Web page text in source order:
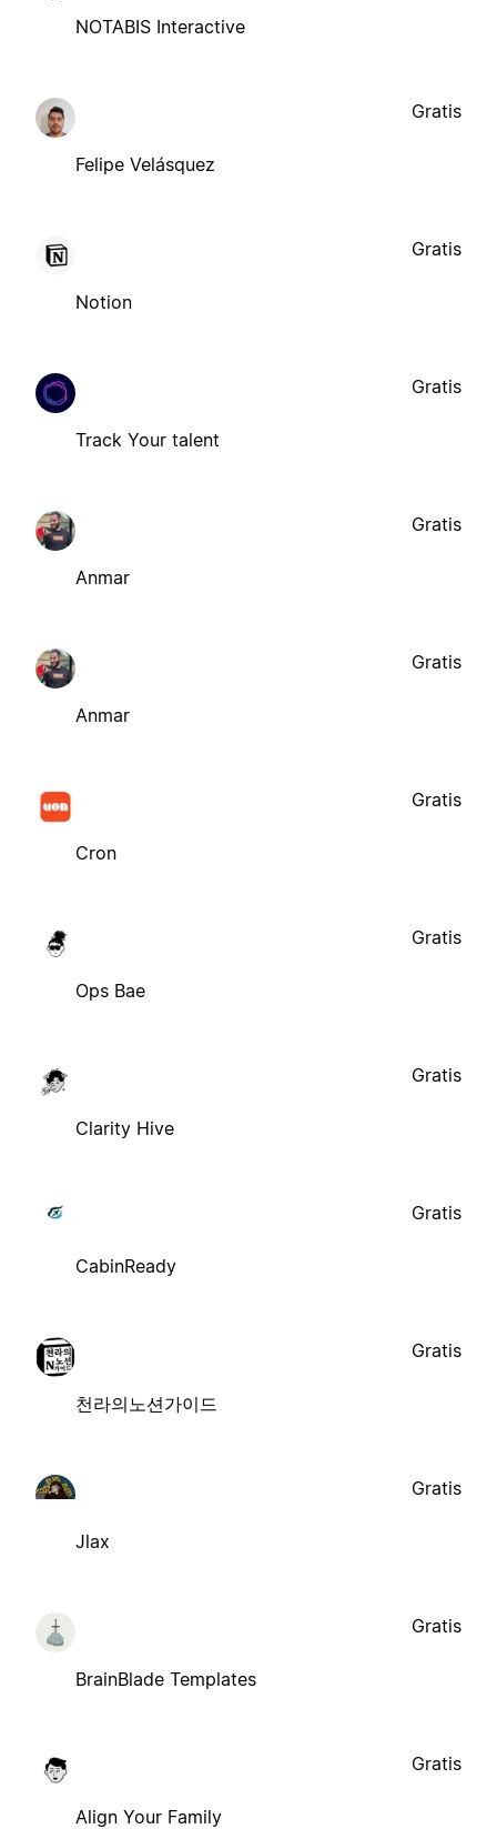
NOTABIS Interactive
Felipe Velásquez
Gratis
Notion
Gratis
Track Your talent
Gratis
Anmar
Gratis
Anmar
Gratis
Cron
Gratis
Ops Bae
Gratis
Clarity Hive
Gratis
CabinReady
Gratis
천라의노션가이드
Gratis
Jlax
Gratis
BrainBlade Templates
Gratis
Align Your Family
Gratis